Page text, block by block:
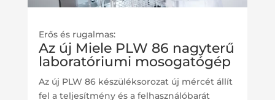
Erős és rugalmas:
Az új Miele PLW 86 nagyterű
laboratóriumi mosogatógép
Az új PLW 86 készüléksorozat új mércét állít
fel a teljesítmény és a felhasználóbarát